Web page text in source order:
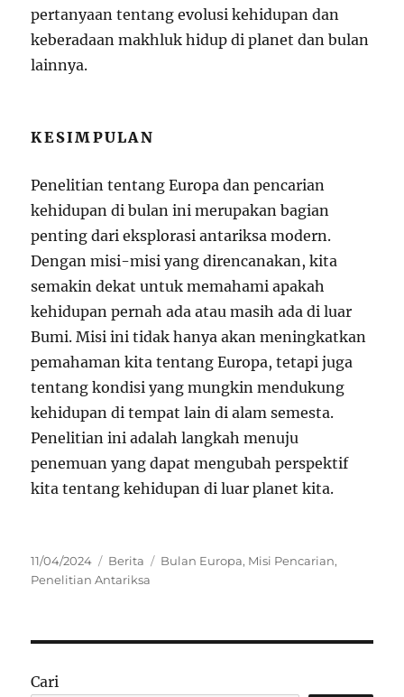
pertanyaan tentang evolusi kehidupan dan
keberadaan makhluk hidup di planet dan bulan
lainnya.
KESIMPULAN
Penelitian tentang Europa dan pencarian
kehidupan di bulan ini merupakan bagian
penting dari eksplorasi antariksa modern.
Dengan misi-misi yang direncanakan, kita
semakin dekat untuk memahami apakah
kehidupan pernah ada atau masih ada di luar
Bumi. Misi ini tidak hanya akan meningkatkan
pemahaman kita tentang Europa, tetapi juga
tentang kondisi yang mungkin mendukung
kehidupan di tempat lain di alam semesta.
Penelitian ini adalah langkah menuju
penemuan yang dapat mengubah perspektif
kita tentang kehidupan di luar planet kita.
Posted
on
11/04/2024 Categories
Berita Tags
Bulan Europa, Misi Pencarian,
Penelitian Antariksa
Cari